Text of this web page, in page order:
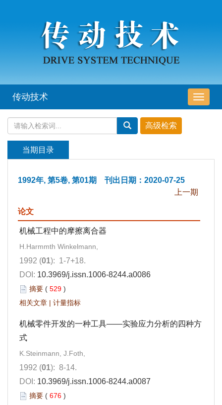
导
航
传动技术
当期目录
1992年, 第5卷, 第01期 刊出日期：2020-07-25
上一期
论文
机械工程中的摩擦离合器
H.Harmmth Winkelmann,
1992 (01): 1-7+18.
DOI: 10.3969/j.issn.1006-8244.a0086
摘要 ( 529 )
相关文章 | 计量指标
机械零件开发的一种工具——实验应力分析的四种方
式
K.Steinmann, J.Foth,
1992 (01): 8-14.
DOI: 10.3969/j.issn.1006-8244.a0087
摘要 ( 676 )